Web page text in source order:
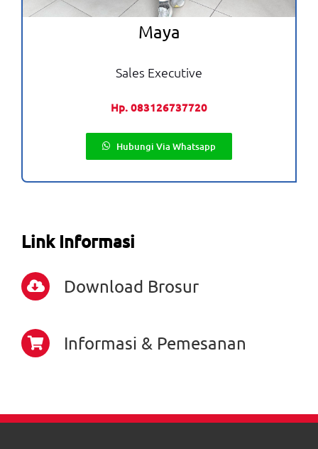
Maya
Sales Executive
Hp. 083126737720
Hubungi Via Whatsapp
Link Informasi
Download Brosur
Informasi & Pemesanan